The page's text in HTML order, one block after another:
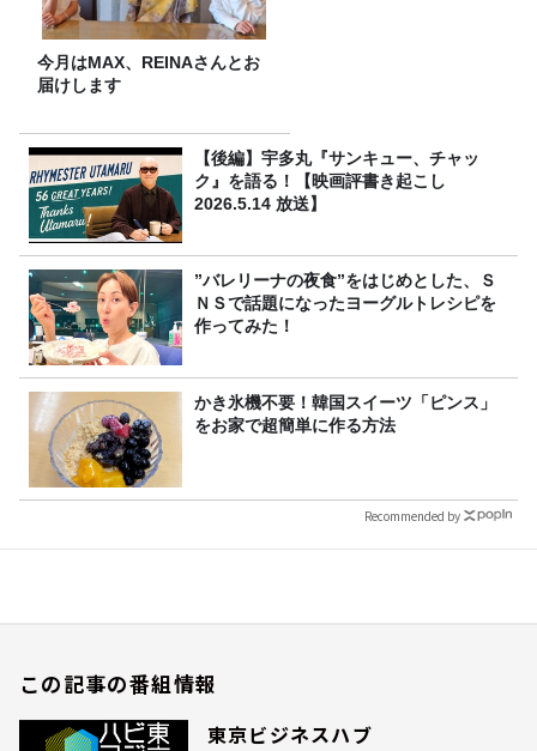
今月はMAX、REINAさんとお
届けします
【後編】宇多丸『サンキュー、チャッ
ク』を語る！【映画評書き起こし
2026.5.14 放送】
”バレリーナの夜食”をはじめとした、Ｓ
ＮＳで話題になったヨーグルトレシピを
作ってみた！
かき氷機不要！韓国スイーツ「ピンス」
をお家で超簡単に作る方法
Recommended by
この記事の番組情報
東京ビジネスハブ